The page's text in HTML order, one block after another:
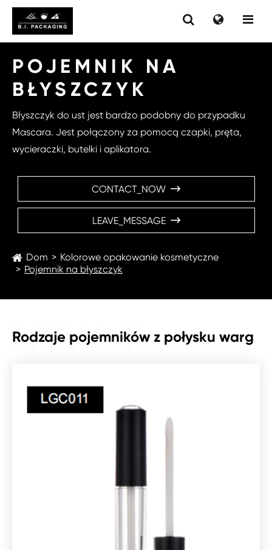
POJEMNIK NA
BŁYSZCZYK
Błyszczyk do ust jest bardzo podobny do przypadku
Mascara. Jest połączony za pomocą czapki, pręta,
wycieraczki, butelki i aplikatora.
CONTACT_NOW 
LEAVE_MESSAGE 
Dom
Kolorowe opakowanie kosmetyczne
Pojemnik na błyszczyk
NEW_7
Rodzaje pojemników z połysku warg